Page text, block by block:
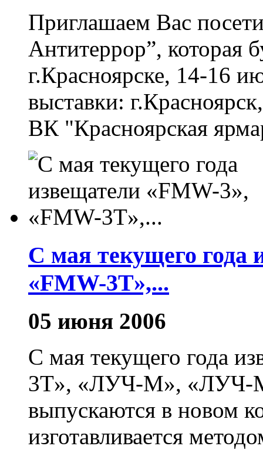
Приглашаем Вас
Антитеррор”, которая
г.Красноярске, 14-16
выставки:
ВК "Красноярская
С мая текущего года
«FMW-3T»,...
05 июня 2006
С мая текущего года
3T», «ЛУЧ-М»,
выпускаются в новом
изготавливается